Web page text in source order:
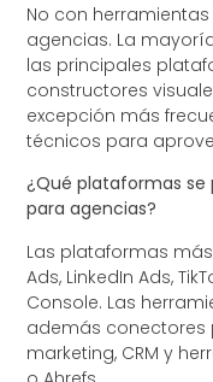
No con
agencias. La
las principales
constructores
excepción más
técnicos para
¿Qué plataformas
para agencias?
Las plataformas
Ads, LinkedIn Ads,
Console. Las
además conectores
marketing, CRM y